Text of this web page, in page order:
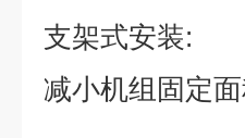
支架式安装:
减小机组固定